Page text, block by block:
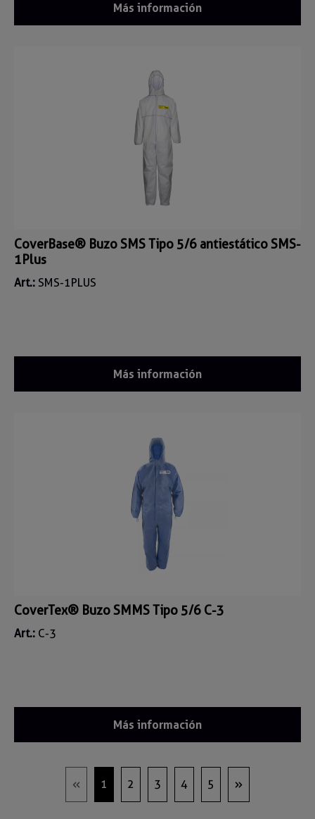
Más información
CoverBase® Buzo SMS Tipo 5/6 antiestático SMS-
1Plus
Art.: SMS-1PLUS
Más información
CoverTex® Buzo SMMS Tipo 5/6 C-3
Art.: C-3
Más información
1 2 3 4 5